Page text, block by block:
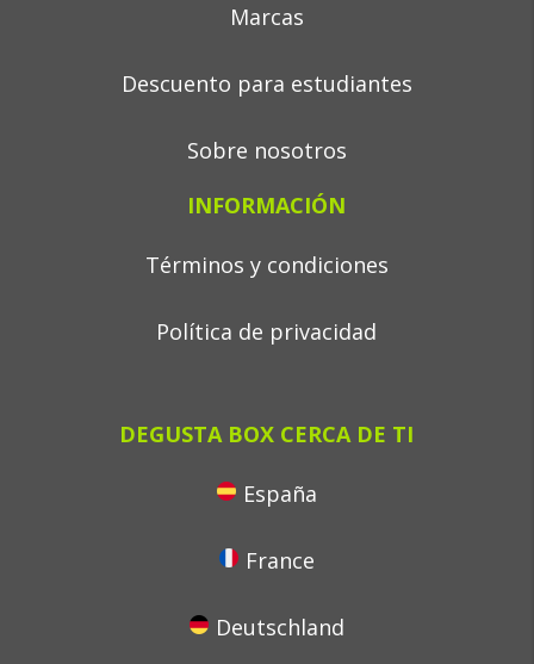
Marcas
Descuento para estudiantes
Sobre nosotros
INFORMACIÓN
Términos y condiciones
Política de privacidad
DEGUSTA BOX CERCA DE TI
España
France
Deutschland